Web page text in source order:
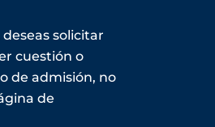
solicitar
cuestión o
de admisión, no
de